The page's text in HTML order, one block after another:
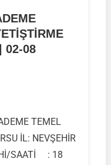
02-08
TEMEL
İL: NEVŞEHİR
SAATİ : 18